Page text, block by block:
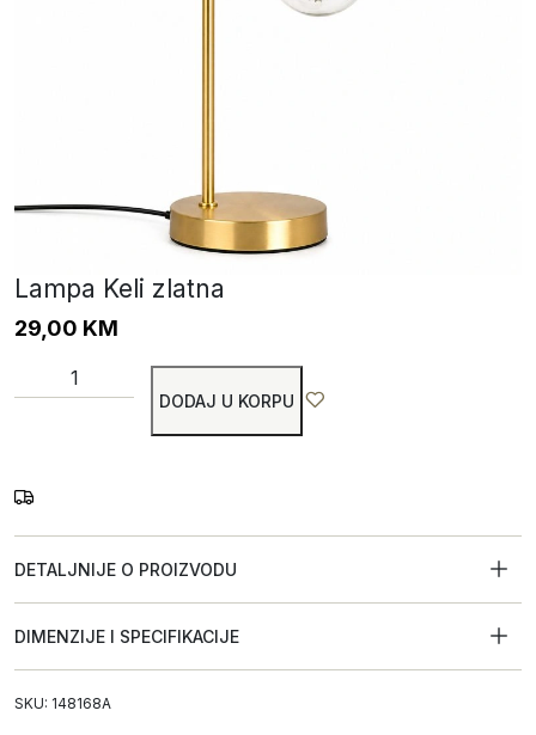
Lampa Keli zlatna
29,00 KM
DODAJ U KORPU
DETALJNIJE O PROIZVODU
DIMENZIJE I SPECIFIKACIJE
SKU: 148168A